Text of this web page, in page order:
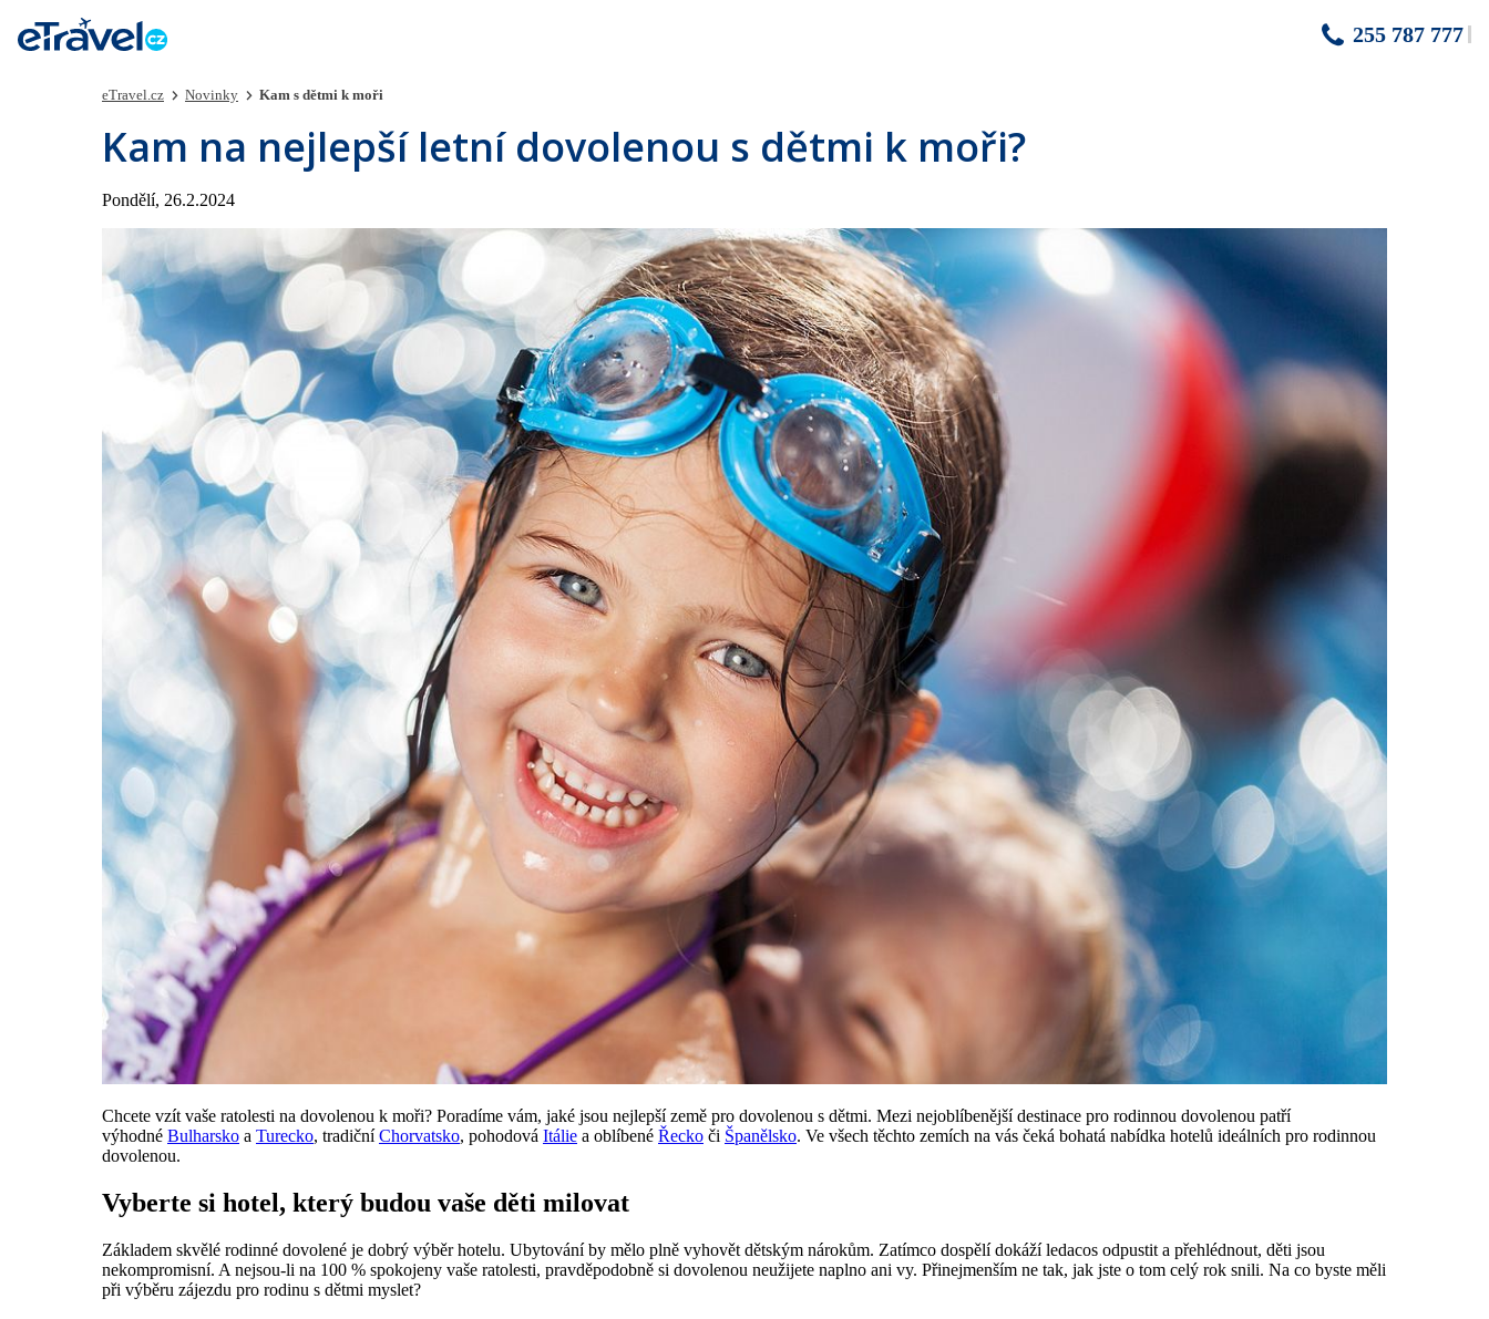
255 787 777
eTravel.cz Novinky Kam s dětmi k moři
Kam na nejlepší letní dovolenou s dětmi k moři?
Pondělí, 26.2.2024
Chcete vzít vaše ratolesti na dovolenou k moři? Poradíme vám, jaké jsou nejlepší země pro dovolenou s dětmi. Mezi nejoblíbenější destinace pro rodinnou dovolenou patří
výhodné Bulharsko a Turecko, tradičníChorvatsko, pohodová Itálie a oblíbené Řecko či Španělsko. Ve všech těchto zemích na vás čeká bohatá nabídka hotelů ideálních pro rodinnou
dovolenou.
Vyberte si hotel, který budou vaše děti milovat
Základem skvělé rodinné dovolené je dobrý výběr hotelu. Ubytování by mělo plně vyhovět dětským nárokům. Zatímco dospělí dokáží ledacos odpustit a přehlédnout, děti jsou
nekompromisní. A nejsou-li na 100 % spokojeny vaše ratolesti, pravděpodobně si dovolenou neužijete naplno ani vy. Přinejmenším ne tak, jak jste o tom celý rok snili. Na co byste měli
při výběru zájezdu pro rodinu s dětmi myslet?